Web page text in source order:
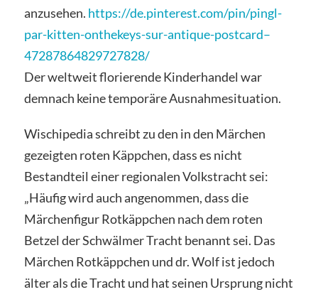
anzusehen. https://de.pinterest.com/pin/pingl-
par-kitten-onthekeys-sur-antique-postcard–
47287864829727828/
Der weltweit florierende Kinderhandel war
demnach keine temporäre Ausnahmesituation.
Wischipedia schreibt zu den in den Märchen
gezeigten roten Käppchen, dass es nicht
Bestandteil einer regionalen Volkstracht sei:
„Häufig wird auch angenommen, dass die
Märchenfigur Rotkäppchen nach dem roten
Betzel der Schwälmer Tracht benannt sei. Das
Märchen Rotkäppchen und dr. Wolf ist jedoch
älter als die Tracht und hat seinen Ursprung nicht